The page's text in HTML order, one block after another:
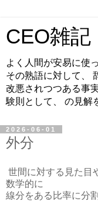
CEO雑記
よく人間が安易に使
その熟語に対して、
改悪されつつある事
験則として、 の見解
2026-06-01
外分
世間に対する見た目
数学的に
線分をある比率に分